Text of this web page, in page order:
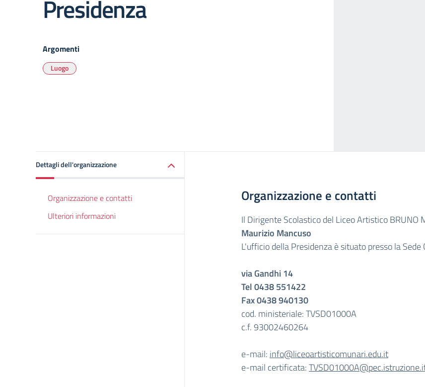
Presidenza
Argomenti
Luogo
Dettagli dell'organizzazione
Organizzazione e contatti
Ulteriori informazioni
Organizzazione e contatti
Il Dirigente Scolastico del Liceo Artistico BRUNO
Maurizio Mancuso
L'ufficio della Presidenza è situato presso la Sede
via Gandhi 14
Tel 0438 551422
Fax 0438 940130
cod. ministeriale: TVSD01000A
c.f. 93002460264
e-mail: info@liceoartisticomunari.edu.it
e-mail certificata: